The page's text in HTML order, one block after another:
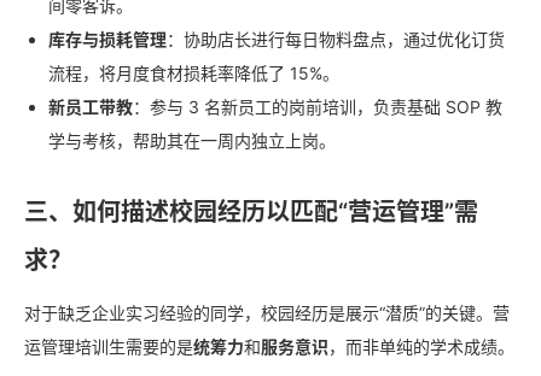
间零客诉。
库存与损耗管理：协助店长进行每日物料盘点，通过优化订货
流程，将月度食材损耗率降低了 15%。
新员工带教：参与 3 名新员工的岗前培训，负责基础 SOP 教
学与考核，帮助其在一周内独立上岗。
三、如何描述校园经历以匹配“营运管理”需
求？
对于缺乏企业实习经验的同学，校园经历是展示“潜质”的关键。营
运管理培训生需要的是统筹力和服务意识，而非单纯的学术成绩。